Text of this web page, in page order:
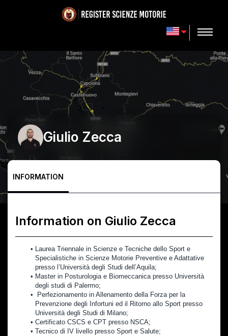
Giulio Zecca
INFORMATION
Information on Giulio Zecca
Laurea Triennale in Scienze e Tecniche dello Sport e
Specialistiche in Scienze Motorie Preventive e Adattative
presso l’Università degli Studi dell’Aquila;
Master in Posturologia e Biomeccanica presso Università
degli studi di Palermo;
Perfezionamento in Allenamento della Forza per la
Prevenzione degli Infortuni ed il Ritorno allo Sport presso
Università degli Studi di Milano;
Certificato CSCS e CPT presso NSCA;
Tecnico di IV livello presso Sport e Salute;